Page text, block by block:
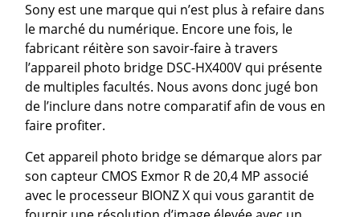
Sony est une marque qui n’est plus à refaire dans
le marché du numérique. Encore une fois, le
fabricant réitère son savoir-faire à travers
l’appareil photo bridge DSC-HX400V qui présente
de multiples facultés. Nous avons donc jugé bon
de l’inclure dans notre comparatif afin de vous en
faire profiter.
Cet appareil photo bridge se démarque alors par
son capteur CMOS Exmor R de 20,4 MP associé
avec le processeur BIONZ X qui vous garantit de